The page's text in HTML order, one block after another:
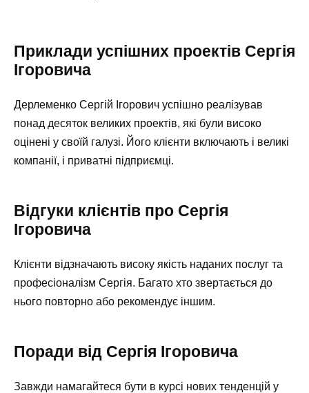
Приклади успішних проектів Сергія
Ігоровича
Дерлеменко Сергій Ігорович успішно реалізував
понад десяток великих проектів, які були високо
оцінені у своїй галузі. Його клієнти включають і великі
компанії, і приватні підприємці.
Відгуки клієнтів про Сергія
Ігоровича
Клієнти відзначають високу якість наданих послуг та
професіоналізм Сергія. Багато хто звертається до
нього повторно або рекомендує іншим.
Поради від Сергія Ігоровича
Завжди намагайтеся бути в курсі нових тенденцій у